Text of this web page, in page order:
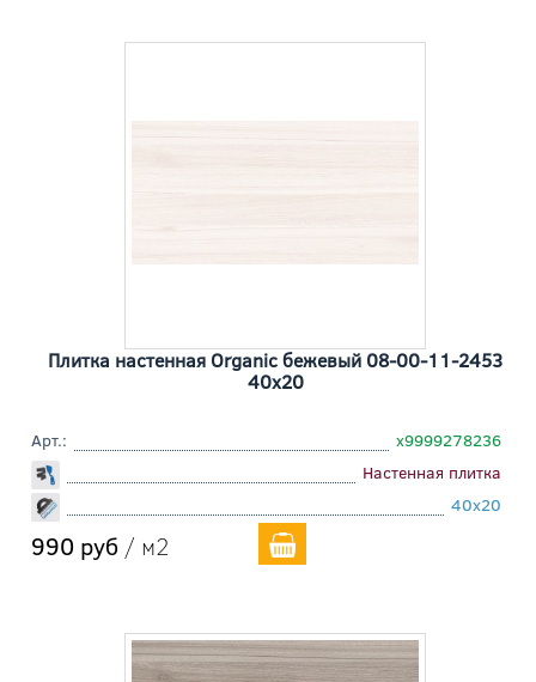
Плитка настенная Organic бежевый 08-00-11-2453
40x20
Арт.:
х9999278236
Настенная плитка
40x20
990 руб / м2